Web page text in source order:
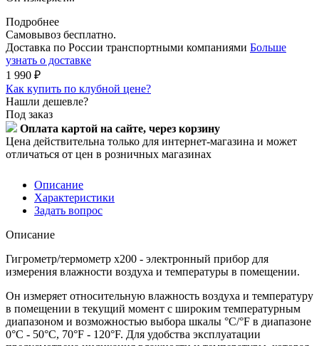
Подробнее
Самовывоз бесплатно.
Доставка по России транспортными компаниями Больше
узнать о доставке
1 990 ₽
Как купить по клубной цене?
Нашли дешевле?
Под заказ
Оплата картой на сайте, через корзину
Цена действительна только для интернет-магазина и может
отличаться от цен в розничных магазинах
Описание
Характеристики
Задать вопрос
Описание
Гигрометр/термометр x200 - электронный прибор для
измерения влажности воздуха и температуры в помещении.
Он измеряет относительную влажность воздуха и температуру
в помещении в текущий момент с широким температурным
диапазоном и возможностью выбора шкалы °C/°F в диапазоне
0°C - 50°C, 70°F - 120°F. Для удобства эксплуатации